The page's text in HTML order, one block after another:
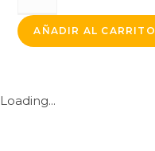
AÑADIR AL CARRITO
Loading...